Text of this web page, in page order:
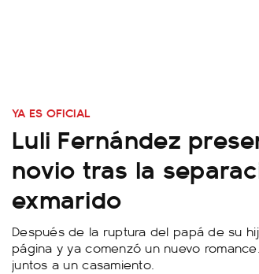
YA ES OFICIAL
Luli Fernández
novio tras la
exmarido
Después de la ruptura del papá de su
página y ya comenzó un nuevo
juntos a un casamiento.